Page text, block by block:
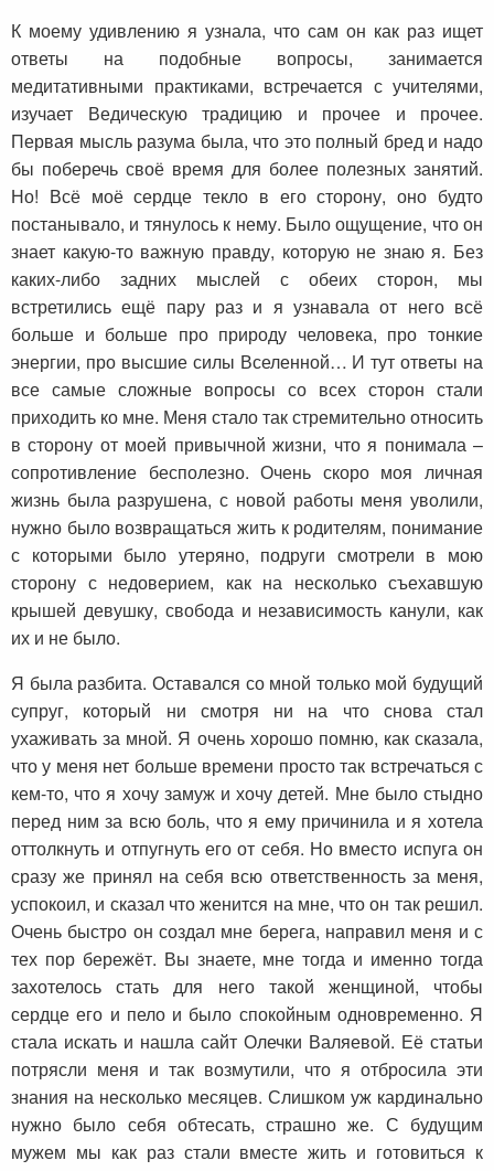
К моему удивлению я узнала, что сам он как раз ищет
ответы на подобные вопросы, занимается
медитативными практиками, встречается с учителями,
изучает Ведическую традицию и прочее и прочее.
Первая мысль разума была, что это полный бред и надо
бы поберечь своё время для более полезных занятий.
Но! Всё моё сердце текло в его сторону, оно будто
постанывало, и тянулось к нему. Было ощущение, что он
знает какую-то важную правду, которую не знаю я. Без
каких-либо задних мыслей с обеих сторон, мы
встретились ещё пару раз и я узнавала от него всё
больше и больше про природу человека, про тонкие
энергии, про высшие силы Вселенной… И тут ответы на
все самые сложные вопросы со всех сторон стали
приходить ко мне. Меня стало так стремительно относить
в сторону от моей привычной жизни, что я понимала –
сопротивление бесполезно. Очень скоро моя личная
жизнь была разрушена, с новой работы меня уволили,
нужно было возвращаться жить к родителям, понимание
с которыми было утеряно, подруги смотрели в мою
сторону с недоверием, как на несколько съехавшую
крышей девушку, свобода и независимость канули, как
их и не было.
Я была разбита. Оставался со мной только мой будущий
супруг, который ни смотря ни на что снова стал
ухаживать за мной. Я очень хорошо помню, как сказала,
что у меня нет больше времени просто так встречаться с
кем-то, что я хочу замуж и хочу детей. Мне было стыдно
перед ним за всю боль, что я ему причинила и я хотела
оттолкнуть и отпугнуть его от себя. Но вместо испуга он
сразу же принял на себя всю ответственность за меня,
успокоил, и сказал что женится на мне, что он так решил.
Очень быстро он создал мне берега, направил меня и с
тех пор бережёт. Вы знаете, мне тогда и именно тогда
захотелось стать для него такой женщиной, чтобы
сердце его и пело и было спокойным одновременно. Я
стала искать и нашла сайт Олечки Валяевой. Её статьи
потрясли меня и так возмутили, что я отбросила эти
знания на несколько месяцев. Слишком уж кардинально
нужно было себя обтесать, страшно же. С будущим
мужем мы как раз стали вместе жить и готовиться к